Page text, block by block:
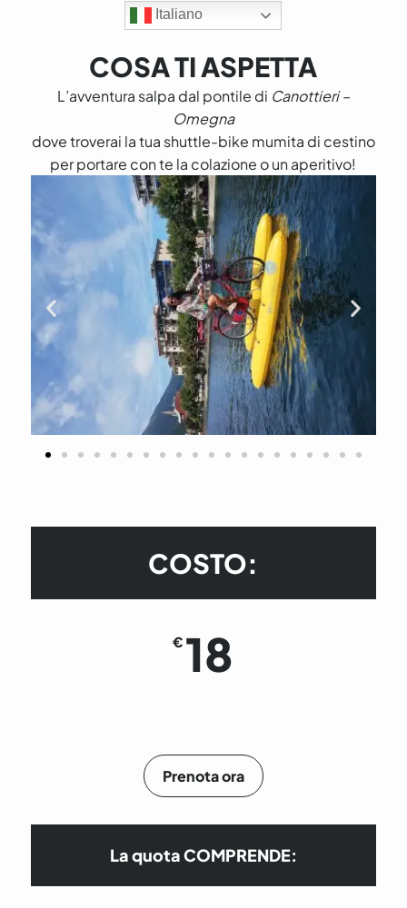
Italiano
COSA TI ASPETTA
L’avventura salpa dal pontile di Canottieri –
Omegna
dove troverai la tua shuttle-bike mumita di cestino
per portare con te la colazione o un aperitivo!
COSTO:
€ 18
Prenota ora
La quota COMPRENDE: